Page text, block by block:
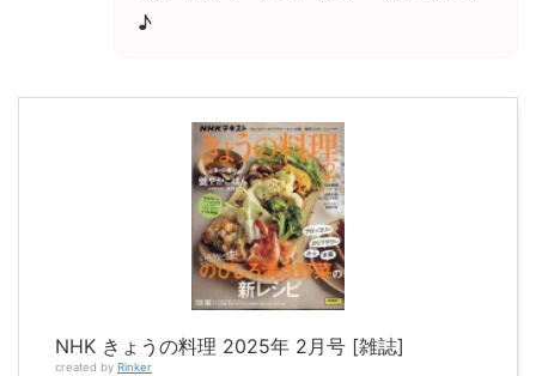
♪
NHK きょうの料理 2025年 2月号 [雑誌]
created by Rinker